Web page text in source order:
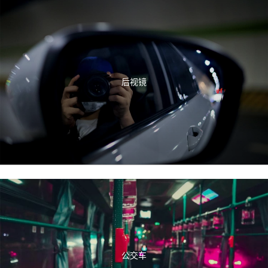
后视镜
公交车